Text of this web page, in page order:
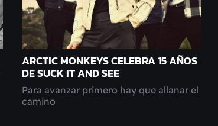
ARCTIC MONKEYS CELEBRA 15 AÑOS
DE SUCK IT AND SEE
Para avanzar primero hay que allanar el
camino